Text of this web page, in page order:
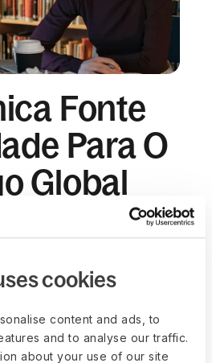
cookies
content and ads, to
and to analyse our traffic.
about your use of our site
Fonte
Para O
Global
de trabalhadores,
vistos, benefícios
jurídicas ganham clareza